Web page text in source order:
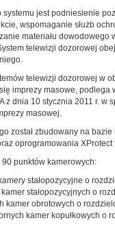
jest podniesienie
wspomaganie służb
materiału dowodowego
telewizji dozorowej
telewizji dozorowej w
imprezy masowe, podlega
z dnia 10 stycznia 2011 r. w
masowej.
został zbudowany na
oprogramowania XProtect
90 punktów kamerowych:
stałopozycyjne o
stałopozycyjnych o
kamer obrotowych o
kamer kopułkowych o